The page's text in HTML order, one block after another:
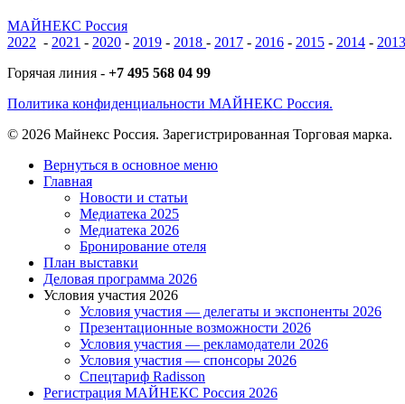
МАЙНЕКС Россия
2022 - 2021 - 2020 - 2019 - 2018 - 2017 - 2016 - 2015 - 2014 - 2013
Горячая линия - +7 495 568 04 99
Политика конфиденциальности МАЙНЕКС Россия.
© 2026 Майнекс Россия. Зарегистрированная Торговая марка.
Close
Menu
Вернуться в основное меню
Главная
Новости и статьи
Медиатека 2025
Медиатека 2026
Бронирование отеля
План выставки
Деловая программа 2026
Условия участия 2026
Условия участия — делегаты и экспоненты 2026
Презентационные возможности 2026
Условия участия — рекламодатели 2026
Условия участия — спонсоры 2026
Спецтариф Radisson
Регистрация МАЙНЕКС Россия 2026